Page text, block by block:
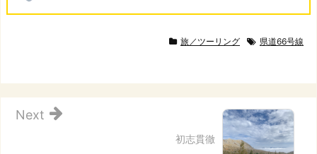
旅／ツーリング 県道66号線
初志貫徹
Next